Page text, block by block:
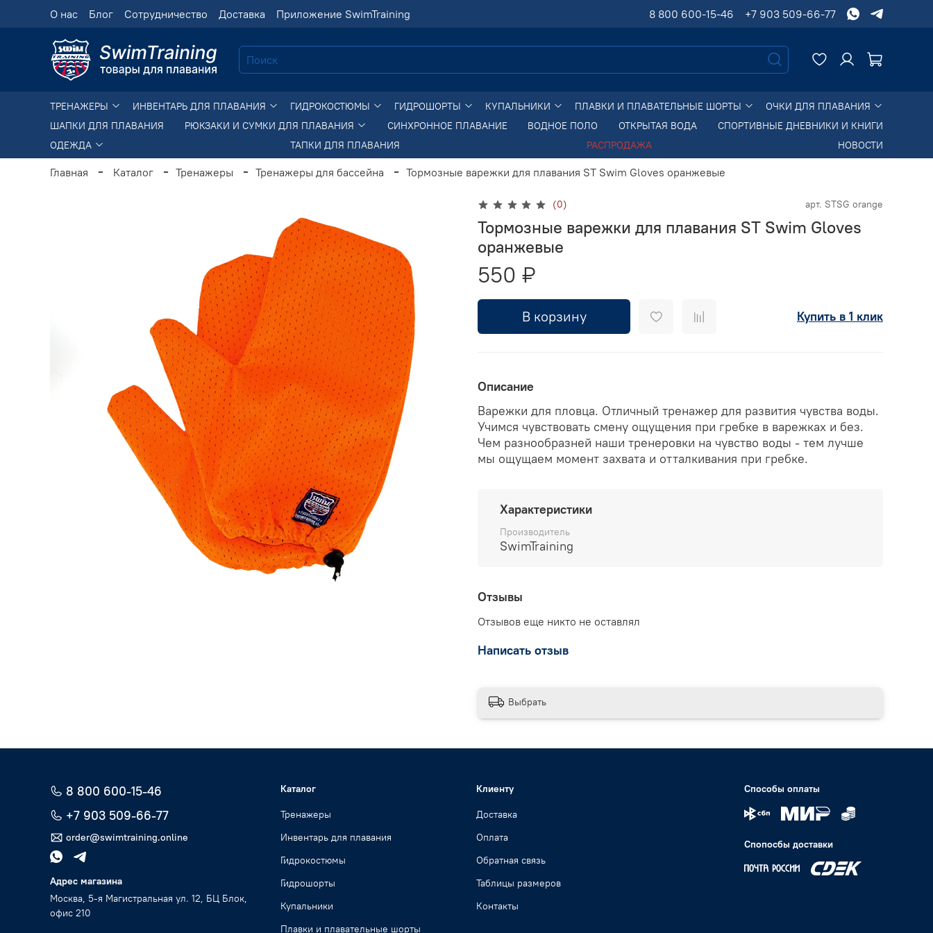
О нас Блог Сотрудничество Доставка Приложение SwimTraining 8 800 600-15-46 +7 903 509-66-77
ТРЕНАЖЕРЫ ИНВЕНТАРЬ ДЛЯ ПЛАВАНИЯ ГИДРОКОСТЮМЫ ГИДРОШОРТЫ КУПАЛЬНИКИ ПЛАВКИ И ПЛАВАТЕЛЬНЫЕ ШОРТЫ
ОЧКИ ДЛЯ ПЛАВАНИЯ
ШАПКИ ДЛЯ ПЛАВАНИЯ
РЮКЗАКИ И СУМКИ ДЛЯ ПЛАВАНИЯ СИНХРОННОЕ ПЛАВАНИЕ ВОДНОЕ ПОЛО ОТКРЫТАЯ ВОДА
СПОРТИВНЫЕ ДНЕВНИКИ И КНИГИ
ОДЕЖДА
ТАПКИ ДЛЯ ПЛАВАНИЯ РАСПРОДАЖА НОВОСТИ
Главная Каталог Тренажеры Тренажеры для бассейна Тормозные варежки для плавания ST Swim Gloves оранжевые
(0) арт. STSG orange
Тормозные варежки для плавания ST Swim Gloves
оранжевые
550 ₽
В корзину Купить в 1 клик
Описание
Варежки для пловца. Отличный тренажер для развития чувства воды.
Учимся чувствовать смену ощущения при гребке в варежках и без.
Чем разнообразней наши тренеровки на чувство воды - тем лучше
мы ощущаем момент захвата и отталкивания при гребке.
Характеристики
Производитель
SwimTraining
Отзывы
Отзывов еще никто не оставлял
Написать отзыв
Выбрать
8 800 600-15-46
+7 903 509-66-77
order@swimtraining.online
Адрес магазина
Москва, 5-я Магистральная ул. 12, БЦ Блок,
офис 210
Каталог
Тренажеры
Инвентарь для плавания
Гидрокостюмы
Гидрошорты
Купальники
Плавки и плавательные шорты
Клиенту
Доставка
Оплата
Обратная связь
Таблицы размеров
Контакты
Способы оплаты
Спопосбы доставки